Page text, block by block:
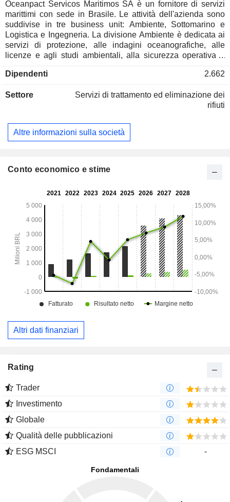
Oceanpact Servicos Maritimos SA è un fornitore di servizi
marittimi con sede in Brasile. Le attività dell'azienda sono
suddivise in tre business unit: Ambiente, Sottomarino e
Logistica e Ingegneria. La divisione Ambiente è dedicata ai
servizi di protezione, alle indagini oceanografiche, alle
licenze e agli studi ambientali, alla sicurezza operativa e
servizi di geofisica, geotecnica, ispezione, riparazione e
smantellamento degli sviluppi offshore. La divisione
Logistica e Ingegneria fornisce servizi relativi alla logistica
portuale e costiera, all'edilizia civile e industriale, ai lavori
marittimi e portuali, al dragaggio e alle strutture e alla pulizia
Dipendenti 2.662
Settore
Servizi di trattamento ed eliminazione dei
rifiuti
Altre informazioni sulla società
Conto economico e stime
Altri dati finanziari
Rating
Trader
Investimento
Globale
Qualità delle pubblicazioni
ESG MSCI
-